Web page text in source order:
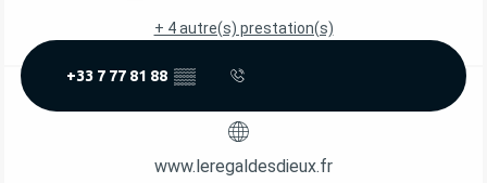
+ 4 autre(s) prestation(s)
+33 7 77 81 88 ▒▒
www.leregaldesdieux.fr